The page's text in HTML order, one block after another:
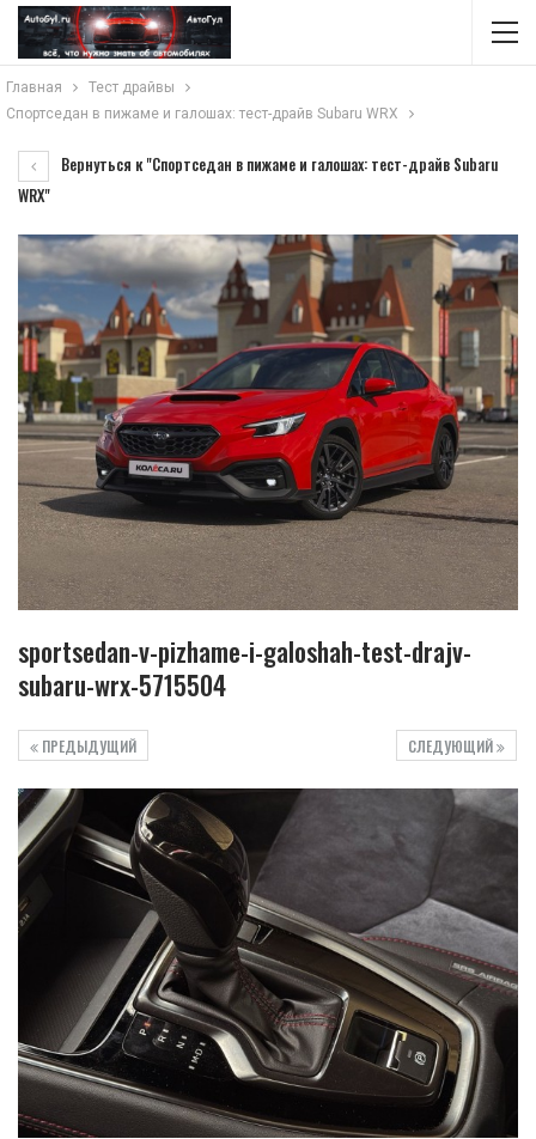
Главная
Тест драйвы
Спортседан в пижаме и галошах: тест-драйв Subaru WRX
Вернуться к "Спортседан в пижаме и галошах: тест-драйв Subaru
WRX"
sportsedan-v-pizhame-i-galoshah-test-drajv-
subaru-wrx-5715504
СЛЕДУЮЩИЙ
ПРЕДЫДУЩИЙ